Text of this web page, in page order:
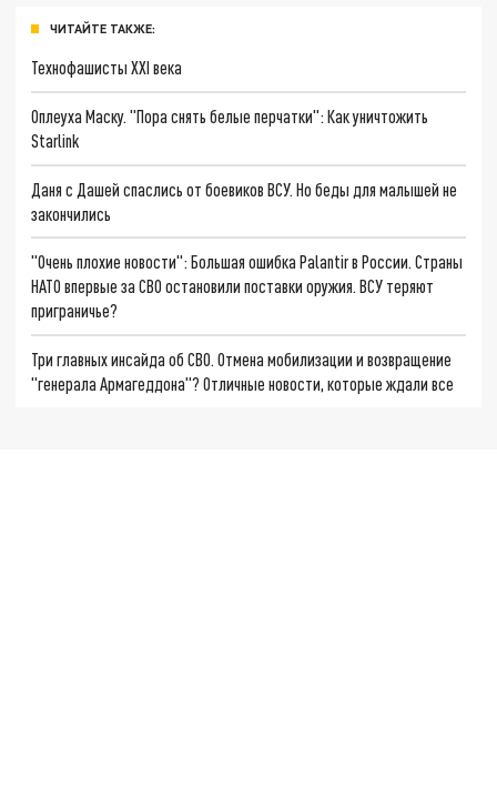
ЧИТАЙТЕ ТАКЖЕ:
Технофашисты XXI века
Оплеуха Маску. "Пора снять белые перчатки": Как уничтожить
Starlink
Даня с Дашей спаслись от боевиков ВСУ. Но беды для малышей не
закончились
"Очень плохие новости": Большая ошибка Palantir в России. Страны
НАТО впервые за СВО остановили поставки оружия. ВСУ теряют
приграничье?
Три главных инсайда об СВО. Отмена мобилизации и возвращение
"генерала Армагеддона"? Отличные новости, которые ждали все